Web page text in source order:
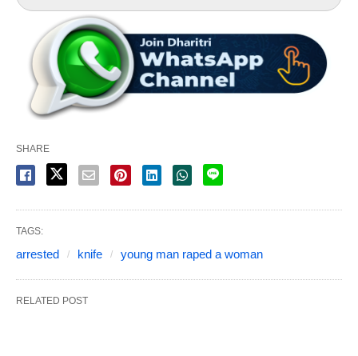
SHARE
TAGS:
arrested knife young man raped a woman
RELATED POST